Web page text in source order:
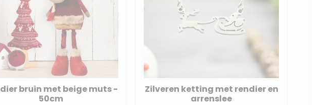
bruin met beige muts -
50cm
Zilveren ketting met rendier en
arrenslee